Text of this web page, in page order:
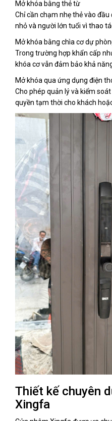
Mở khóa bằng thẻ từ
Chỉ cần chạm nhẹ thẻ vào
nhỏ và người lớn tuổi vì thao
Mở khóa bằng chìa cơ dự
Trong trường hợp khẩn cấp
khóa cơ vẫn đảm bảo khả
Mở khóa qua ứng dụng điện
Cho phép quản lý và kiểm
quyền tạm thời cho khách
Thiết kế chuyên
Xingfa